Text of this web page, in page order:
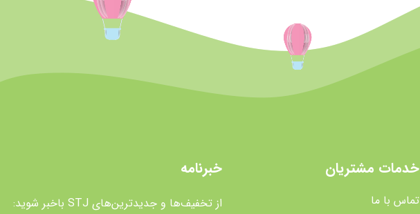
خدمات مشتریان
تماس با ما
خبرنامه
از تخفیف‌ها و جدیدترین‌های STJ باخبر شوید: